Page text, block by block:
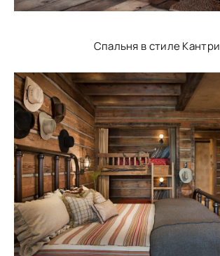
Спальня в стиле Кантри